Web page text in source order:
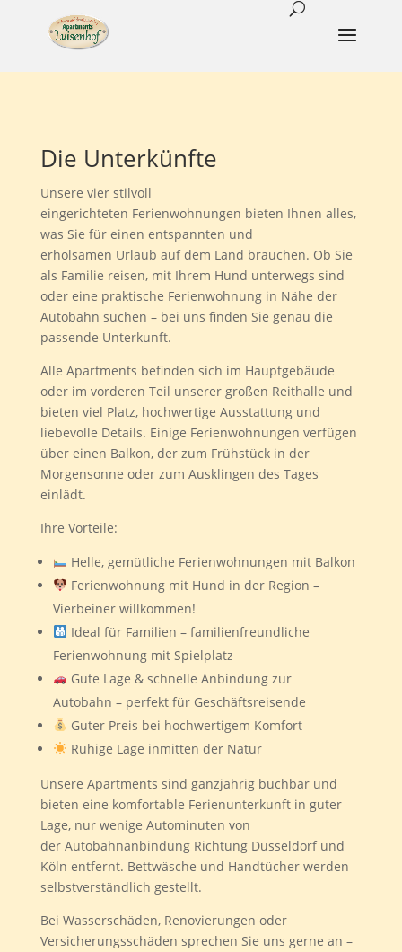
Die Unterkünfte
Unsere vier stilvoll
eingerichteten Ferienwohnungen bieten Ihnen alles,
was Sie für einen entspannten und
erholsamen Urlaub auf dem Land brauchen. Ob Sie
als Familie reisen, mit Ihrem Hund unterwegs sind
oder eine praktische Ferienwohnung in Nähe der
Autobahn suchen – bei uns finden Sie genau die
passende Unterkunft.
Alle Apartments befinden sich im Hauptgebäude
oder im vorderen Teil unserer großen Reithalle und
bieten viel Platz, hochwertige Ausstattung und
liebevolle Details. Einige Ferienwohnungen verfügen
über einen Balkon, der zum Frühstück in der
Morgensonne oder zum Ausklingen des Tages
einlädt.
Ihre Vorteile:
Helle, gemütliche Ferienwohnungen mit Balkon
Ferienwohnung mit Hund in der Region –
Vierbeiner willkommen!
Ideal für Familien – familienfreundliche
Ferienwohnung mit Spielplatz
Gute Lage & schnelle Anbindung zur
Autobahn – perfekt für Geschäftsreisende
Guter Preis bei hochwertigem Komfort
Ruhige Lage inmitten der Natur
Unsere Apartments sind ganzjährig buchbar und
bieten eine komfortable Ferienunterkunft in guter
Lage, nur wenige Autominuten von
der Autobahnanbindung Richtung Düsseldorf und
Köln entfernt. Bettwäsche und Handtücher werden
selbstverständlich gestellt.
Bei Wasserschäden, Renovierungen oder
Versicherungsschäden sprechen Sie uns gerne an –